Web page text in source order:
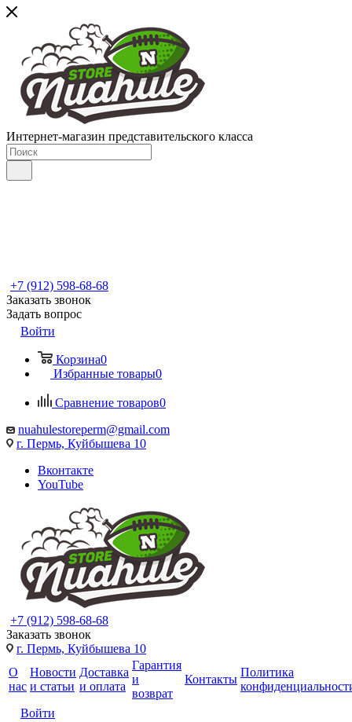
Интернет-магазин представительского класса
+7 (912) 598-68-68
Заказать звонок
Задать вопрос
Войти
Корзина0
Избранные товары0
Сравнение товаров0
nuahulestoreperm@gmail.com
г. Пермь, Куйбышева 10
Вконтакте
YouTube
+7 (912) 598-68-68
Заказать звонок
г. Пермь, Куйбышева 10
О
нас
Новости
и статьи
Доставка
и оплата
Гарантия
и
возврат
Контакты
Политика
Войти